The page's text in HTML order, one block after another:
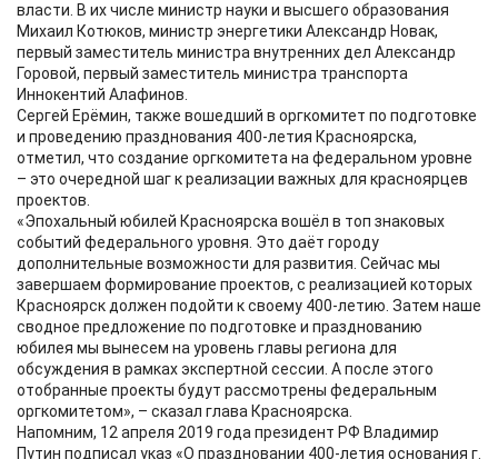
власти. В их числе министр науки и высшего образования
Михаил Котюков, министр энергетики Александр Новак,
первый заместитель министра внутренних дел Александр
Горовой, первый заместитель министра транспорта
Иннокентий Алафинов.
Сергей Ерёмин, также вошедший в оргкомитет по подготовке
и проведению празднования 400-летия Красноярска,
отметил, что создание оргкомитета на федеральном уровне
– это очередной шаг к реализации важных для красноярцев
проектов.
«Эпохальный юбилей Красноярска вошёл в топ знаковых
событий федерального уровня. Это даёт городу
дополнительные возможности для развития. Сейчас мы
завершаем формирование проектов, с реализацией которых
Красноярск должен подойти к своему 400-летию. Затем наше
сводное предложение по подготовке и празднованию
юбилея мы вынесем на уровень главы региона для
обсуждения в рамках экспертной сессии. А после этого
отобранные проекты будут рассмотрены федеральным
оргкомитетом», – сказал глава Красноярска.
Напомним, 12 апреля 2019 года президент РФ Владимир
Путин подписал указ «О праздновании 400-летия основания г.